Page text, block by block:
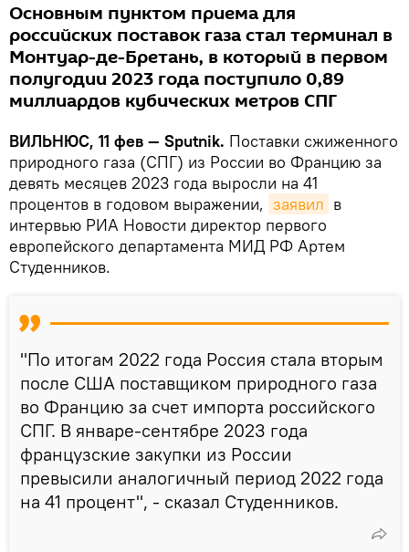
Основным пунктом приема для
российских поставок газа стал терминал в
Монтуар-де-Бретань, в который в первом
полугодии 2023 года поступило 0,89
миллиардов кубических метров СПГ
ВИЛЬНЮС, 11 фев — Sputnik. Поставки сжиженного
природного газа (СПГ) из России во Францию за
девять месяцев 2023 года выросли на 41
процентов в годовом выражении, заявил в
интервью РИА Новости директор первого
европейского департамента МИД РФ Артем
Студенников.
"По итогам 2022 года Россия стала вторым
после США поставщиком природного газа
во Францию за счет импорта российского
СПГ. В январе-сентябре 2023 года
французские закупки из России
превысили аналогичный период 2022 года
на 41 процент", - сказал Студенников.